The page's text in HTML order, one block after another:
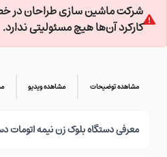
شرکت ماشین سازی طراحان در
کارکرد آن‌ها هیچ مسئولیتی ندارد.
مشاهده توضیحات مشاهده ویدیو
معرفی دستگاه بلوک زن نیمه